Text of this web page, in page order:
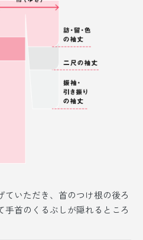
ていただき、首のつけ根の後ろ
手首のくるぶしが隠れるところ